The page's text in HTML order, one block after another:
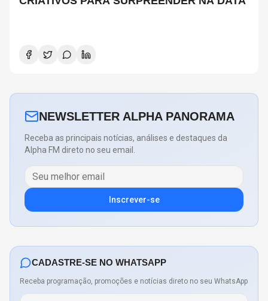
NEWSLETTER ALPHA PANORAMA
Receba as principais notícias, análises e destaques da
Alpha FM direto no seu email.
Inscrever-se
CADASTRE-SE NO WHATSAPP
Receba programação, promoções e notícias direto no seu WhatsApp